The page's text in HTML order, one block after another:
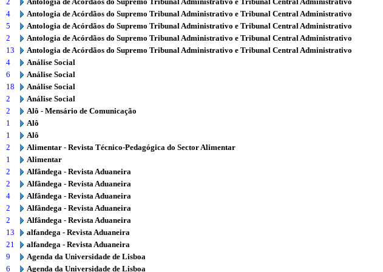
4
Antologia de Acórdãos do Supremo Tribunal Administrativo e Tribunal Central Administrativo
5
Antologia de Acórdãos do Supremo Tribunal Administrativo e Tribunal Central Administrativo
2
Antologia de Acórdãos do Supremo Tribunal Administrativo e Tribunal Central Administrativo
13
Antologia de Acórdãos do Supremo Tribunal Administrativo e Tribunal Central Administrativo
4
Análise Social
6
Análise Social
18
Análise Social
2
Análise Social
2
Alô - Mensário de Comunicação
1
Alô
1
Alô
2
Alimentar - Revista Técnico-Pedagógica do Sector Alimentar
1
Alimentar
2
Alfândega - Revista Aduaneira
2
Alfândega - Revista Aduaneira
4
Alfândega - Revista Aduaneira
2
Alfândega - Revista Aduaneira
2
Alfândega - Revista Aduaneira
13
alfandega - Revista Aduaneira
21
alfandega - Revista Aduaneira
9
Agenda da Universidade de Lisboa
6
Agenda da Universidade de Lisboa